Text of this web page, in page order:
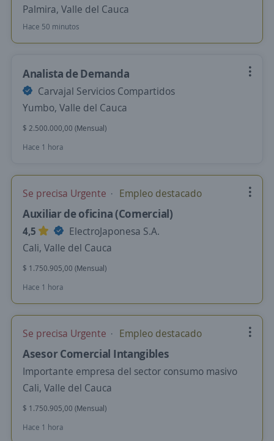
Palmira, Valle del Cauca
Hace 50 minutos
Analista de Demanda
Carvajal Servicios Compartidos
Yumbo, Valle del Cauca
$ 2.500.000,00 (Mensual)
Hace 1 hora
Se precisa Urgente Empleo destacado
Auxiliar de oficina (Comercial)
4,5
ElectroJaponesa S.A.
Cali, Valle del Cauca
$ 1.750.905,00 (Mensual)
Hace 1 hora
Se precisa Urgente Empleo destacado
Asesor Comercial Intangibles
Importante empresa del sector consumo masivo
Cali, Valle del Cauca
$ 1.750.905,00 (Mensual)
Hace 1 hora